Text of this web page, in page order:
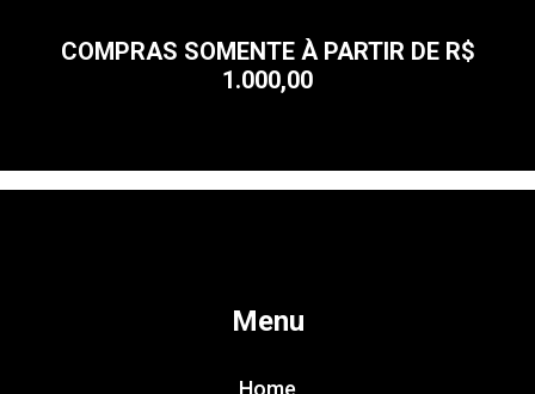
COMPRAS SOMENTE À PARTIR DE R$
1.000,00
Menu
Home